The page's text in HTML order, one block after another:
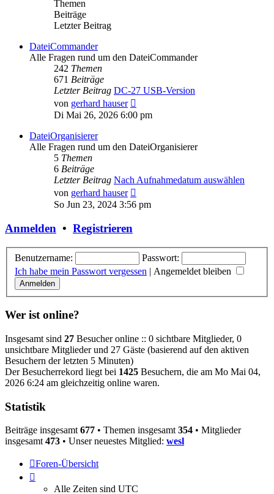
Themen
Beiträge
Letzter Beitrag
DateiCommander
Alle Fragen rund um den DateiCommander
242 Themen
671 Beiträge
Letzter Beitrag DC-27 USB-Version
von gerhard hauser
Beitrag
Di Mai 26, 2026 6:00 pm
DateiOrganisierer
Alle Fragen rund um den DateiOrganisierer
5 Themen
6 Beiträge
Letzter Beitrag Nach Aufnahmedatum auswählen
von gerhard hauser
Beitrag
So Jun 23, 2024 3:56 pm
Anmelden • Registrieren
Benutzername:
Passwort:
Ich habe mein Passwort vergessen | Angemeldet bleiben
Wer ist online?
Insgesamt sind 27 Besucher online :: 0 sichtbare Mitglieder, 0
unsichtbare Mitglieder und 27 Gäste (basierend auf den aktiven
Besuchern der letzten 5 Minuten)
Der Besucherrekord liegt bei 1425 Besuchern, die am Mo Mai 04,
2026 6:24 am gleichzeitig online waren.
Statistik
Beiträge insgesamt 677 • Themen insgesamt 354 • Mitglieder
insgesamt 473 • Unser neuestes Mitglied: wesl
Foren-Übersicht
Alle Zeiten sind UTC